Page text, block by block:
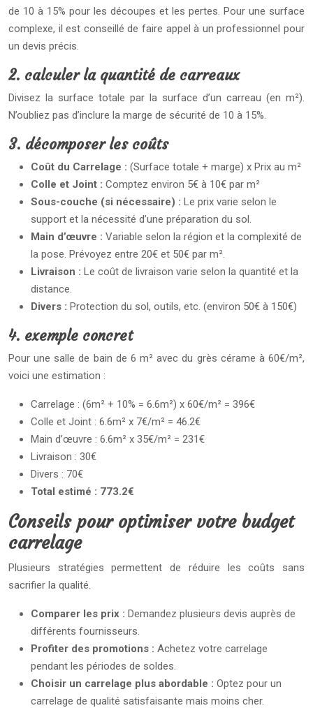
de 10 à 15% pour les découpes et les pertes. Pour une surface
complexe, il est conseillé de faire appel à un professionnel pour
un devis précis.
2. calculer la quantité de carreaux
Divisez la surface totale par la surface d’un carreau (en m²).
N’oubliez pas d’inclure la marge de sécurité de 10 à 15%.
3. décomposer les coûts
Coût du Carrelage : (Surface totale + marge) x Prix au m²
Colle et Joint : Comptez environ 5€ à 10€ par m²
Sous-couche (si nécessaire) : Le prix varie selon le
support et la nécessité d’une préparation du sol.
Main d’œuvre : Variable selon la région et la complexité de
la pose. Prévoyez entre 20€ et 50€ par m².
Livraison : Le coût de livraison varie selon la quantité et la
distance.
Divers : Protection du sol, outils, etc. (environ 50€ à 150€)
4. exemple concret
Pour une salle de bain de 6 m² avec du grès cérame à 60€/m²,
voici une estimation :
Carrelage : (6m² + 10% = 6.6m²) x 60€/m² = 396€
Colle et Joint : 6.6m² x 7€/m² = 46.2€
Main d’œuvre : 6.6m² x 35€/m² = 231€
Livraison : 30€
Divers : 70€
Total estimé : 773.2€
Conseils pour optimiser votre budget
carrelage
Plusieurs stratégies permettent de réduire les coûts sans
sacrifier la qualité.
Comparer les prix : Demandez plusieurs devis auprès de
différents fournisseurs.
Profiter des promotions : Achetez votre carrelage
pendant les périodes de soldes.
Choisir un carrelage plus abordable : Optez pour un
carrelage de qualité satisfaisante mais moins cher.